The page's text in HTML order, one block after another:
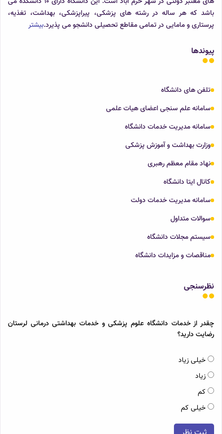
باشد که هر ساله در رشته های پزشکی، پیراپزشکی، بهداشت، تغذیه،
پرستاری و مامایی در تمامی مقاطع تحصیلی دانشجو می پذیرد.بیشتر
پیوندها
تلفن های دانشگاه
سامانه علم سنجی اعضای هیات علمی
سامانه مدیریت خدمات دانشگاه
وزارت بهداشت و آموزش پزشکی
نهاد مقام معظم رهبری
کانال ایتا دانشگاه
سامانه مدیریت خدمات دولت
سوالات متداول
سیستم مجلات دانشگاه
مناقصات و مزایدات دانشگاه
نظرسنجی
چقدر از خدمات دانشگاه علوم پزشکی و خدمات بهداشتی درمانی لرستان
رضایت دارید؟
خیلی زیاد
زیاد
کم
خیلی کم